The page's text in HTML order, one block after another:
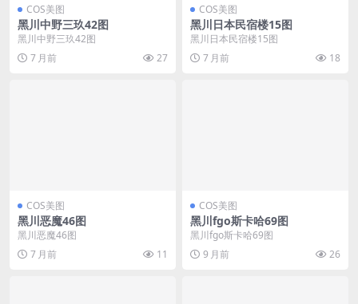
COS美图
黑川中野三玖42图
黑川中野三玖42图
7 月前
27
COS美图
黑川日本民宿楼15图
黑川日本民宿楼15图
7 月前
18
COS美图
黑川恶魔46图
黑川恶魔46图
7 月前
11
COS美图
黑川fgo斯卡哈69图
黑川fgo斯卡哈69图
9 月前
26